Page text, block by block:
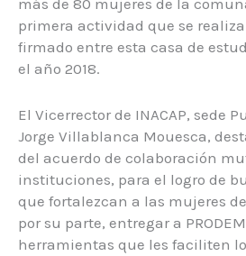
más de 80 mujeres de la
primera actividad que se
firmado entre esta casa de
el año 2018.
El Vicerrector de INACAP, sede
Jorge Villablanca Mouesca,
del acuerdo de colaboración
instituciones, para el logro de
que fortalezcan a las mujeres
por su parte, entregar a
herramientas que les faciliten